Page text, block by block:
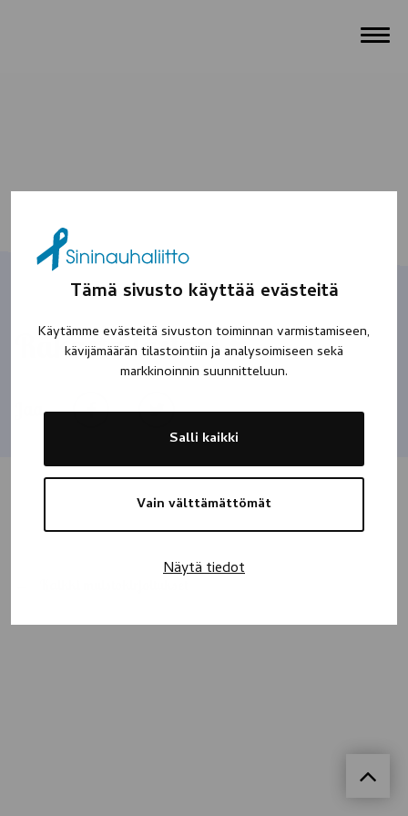
Tämä sivusto käyttää evästeitä
Käytämme evästeitä sivuston toiminnan varmistamiseen,
kävijämäärän tilastointiin ja analysoimiseen sekä
markkinoinnin suunnitteluun.
Vain välttämättömät
Salli kaikki
Näytä tiedot
Rakasta lastani ♥️